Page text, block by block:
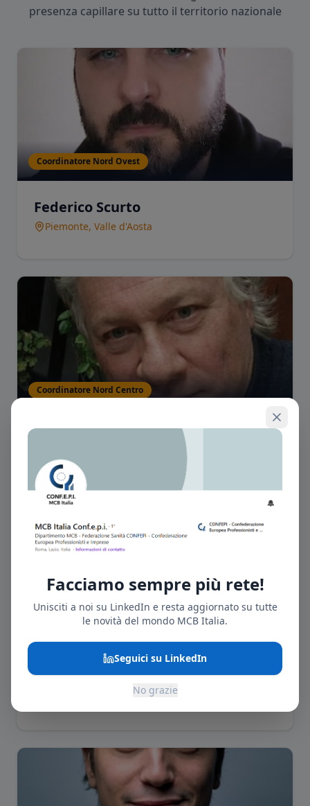
Facciamo sempre più rete!
Unisciti a noi su LinkedIn e resta aggiornato su tutte
le novità del mondo MCB Italia.
Seguici su LinkedIn
No grazie
presenza capillare su tutto il territorio nazionale
Coordinatore Nord Ovest
Federico Scurto
Piemonte, Valle d'Aosta
Coordinatore Nord Centro
Coordinatore Nord-Est
Veneto, Friuli-Venezia Giulia, Trentino-Alto Adige,